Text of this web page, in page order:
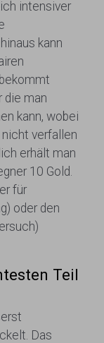
intensiver
kann
die man
kann, wobei
verfallen
erhält man
10 Gold.
für
oder den
Teil
Das